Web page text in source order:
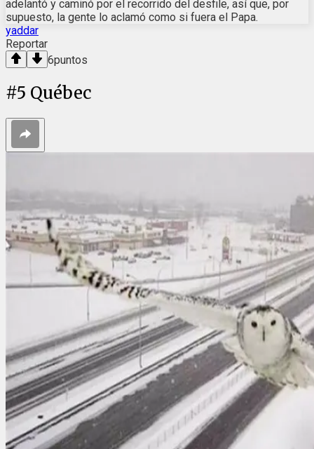
adelantó y caminó por el recorrido del desfile, así que, por
supuesto, la gente lo aclamó como si fuera el Papa.
yaddar
Reportar
6puntos
#5 Québec